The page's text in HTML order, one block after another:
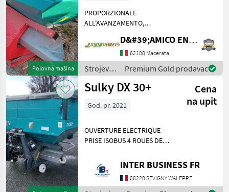
Polovna mašina
PROPORZIONALE
ALL'AVANZAMENTO,
SOVRASPONDA, CARDANO
(1800 LT+300 LT
SOVRASPONDA) Strojevi za
đubrenje, gnojenje i
navodnjavanje Rasipači
mineralnog đ
D&#39;AMICO ENGLES SRL
62100 Macerata
Strojevi
za
đubrenje,
navodnjavanje
Premium Gold prodavac
Sulky DX 30+
Cena
na upit
God. pr. 2021
OUVERTURE ELECTRIQUE
PRISE ISOBUS 4 ROUES DE
Strojevi za đubrenje,
gnojenje i navodnjavanje
Rasipači mineralnog
INTER BUSINESS FR
08220 SEVIGNY WALEPPE